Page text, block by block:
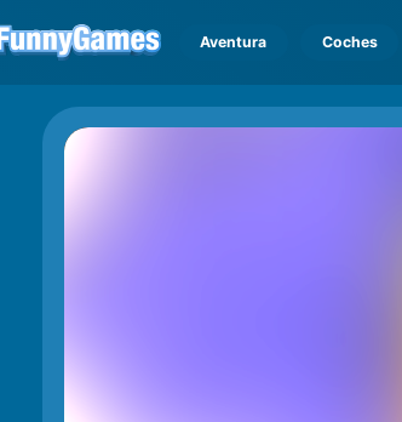
Aventura Coches